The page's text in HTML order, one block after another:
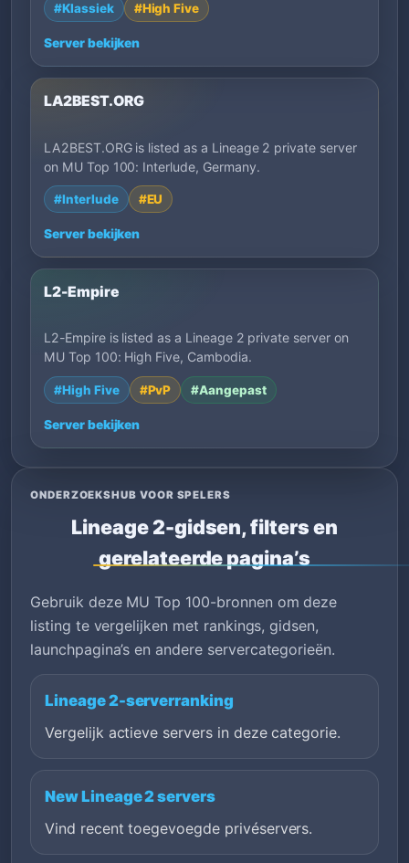
#Klassiek #High Five
Server bekijken
LA2BEST.ORG
LA2BEST.ORG is listed as a Lineage 2 private server
on MU Top 100: Interlude, Germany.
#Interlude #EU
Server bekijken
L2-Empire
L2-Empire is listed as a Lineage 2 private server on
MU Top 100: High Five, Cambodia.
#High Five #PvP #Aangepast
Server bekijken
ONDERZOEKSHUB VOOR SPELERS
Lineage 2-gidsen, filters en
gerelateerde pagina’s
Gebruik deze MU Top 100-bronnen om deze
listing te vergelijken met rankings, gidsen,
launchpagina’s en andere servercategorieën.
Lineage 2-serverranking
Vergelijk actieve servers in deze categorie.
New Lineage 2 servers
Vind recent toegevoegde privéservers.